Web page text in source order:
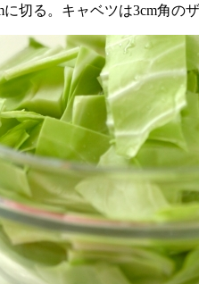
切る。キャベツは3cm角